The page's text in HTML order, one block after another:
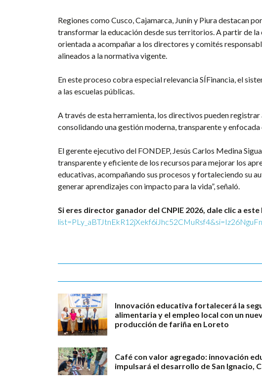
Regiones como Cusco, Cajamarca, Junín y Piura destacan
transformar la educación desde sus territorios. A partir de
orientada a acompañar a los directores y comités
alineados a la normativa vigente.
En este proceso cobra especial relevancia SÍFinancia, el
a las escuelas públicas.
A través de esta herramienta, los directivos pueden
consolidando una gestión moderna, transparente y
El gerente ejecutivo del FONDEP, Jesús Carlos Medina
transparente y eficiente de los recursos para mejorar los
educativas, acompañando sus procesos y fortaleciendo su
generar aprendizajes con impacto para la vida”, señaló.
Si eres director ganador del CNPIE 2026, dale clic a
Innovación educativa fortalecerá la
alimentaria y el empleo local con un
producción de fariña en Loreto
Café con valor agregado: innovación
impulsará el desarrollo de San Ignacio,